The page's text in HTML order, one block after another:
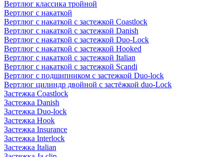
Вертлюг классика тройной
Вертлюг с накаткой
Вертлюг с накаткой с застежкой Coastlock
Вертлюг с накаткой с застежкой Danish
Вертлюг с накаткой с застежкой Duo-Lock
Вертлюг с накаткой с застежкой Hooked
Вертлюг с накаткой с застежкой Italian
Вертлюг с накаткой с застежкой Scandi
Вертлюг с подшипником с застежкой Duo-lock
Вертлюг цилиндр двойной с застёжкой duo-Lock
Застежка Coastlock
Застежка Danish
Застежка Duo-lock
Застежка Hook
Застежка Insurance
Застежка Interlock
Застежка Italian